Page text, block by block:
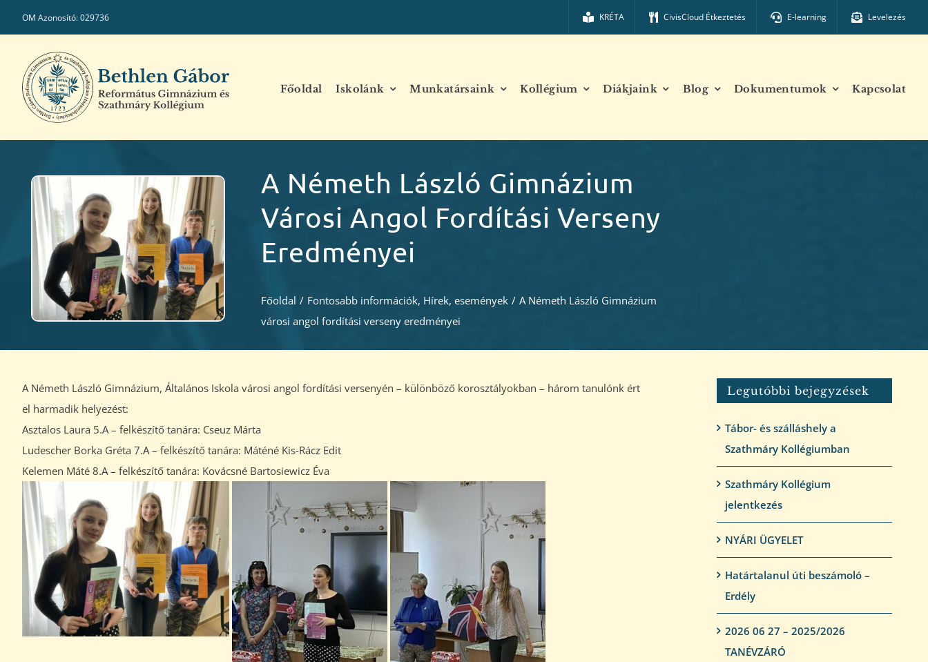
OM Azonosító: 029736 KRÉTA CivisCloud Étkeztetés E-learning Levelezés
Főoldal Iskolánk Munkatársaink Kollégium Diákjaink Blog Dokumentumok Kapcsolat
A Németh László Gimnázium
Városi Angol Fordítási Verseny
Eredményei
Főoldal / Fontosabb információk, Hírek, események / A Németh László Gimnázium
városi angol fordítási verseny eredményei
A Németh László Gimnázium, Általános Iskola városi angol fordítási versenyén – különböző korosztályokban – három tanulónk ért
el harmadik helyezést:
Asztalos Laura 5.A – felkészítő tanára: Cseuz Márta
Ludescher Borka Gréta 7.A – felkészítő tanára: Máténé Kis-Rácz Edit
Kelemen Máté 8.A – felkészítő tanára: Kovácsné Bartosiewicz Éva
Legutóbbi bejegyzések
Tábor- és szálláshely a
Szathmáry Kollégiumban
Szathmáry Kollégium
jelentkezés
NYÁRI ÜGYELET
Határtalanul úti beszámoló –
Erdély
2026 06 27 – 2025/2026
TANÉVZÁRÓ